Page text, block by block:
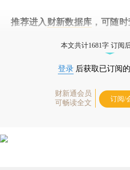
推荐进入 财新数据库 ，可随
本文共计1681字 订阅
登录 后获取已订阅
财新通会员
可畅读全文
订阅/